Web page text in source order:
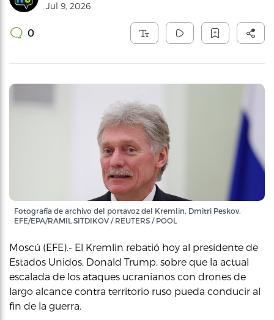
Jul 9, 2026
0
Fotografía de archivo del portavoz del Kremlin, Dmitri Peskov.
EFE/EPA/RAMIL SITDIKOV / REUTERS / POOL
Moscú (EFE).- El Kremlin rebatió hoy al presidente de
Estados Unidos, Donald Trump, sobre que la actual
escalada de los ataques ucranianos con drones de
largo alcance contra territorio ruso pueda conducir al
fin de la guerra.